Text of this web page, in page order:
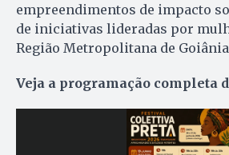
empreendimentos de impacto
de iniciativas lideradas por
Região Metropolitana de
Veja a programação completa